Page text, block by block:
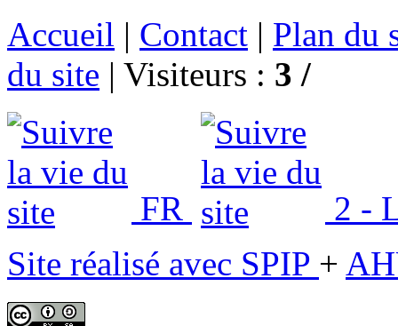
Accueil | Contact | Plan du
du site | Visiteurs : 3 /
FR
2 -
Site réalisé avec SPIP +